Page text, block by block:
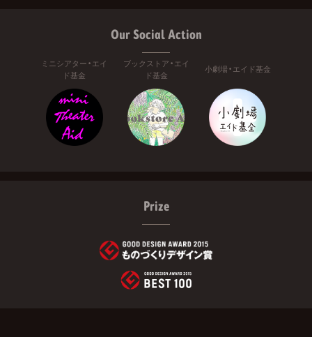
Our Social Action
ミニシアター・エイ
ド基金
ブックストア・エイ
ド基金
小劇場・エイド基金
Prize